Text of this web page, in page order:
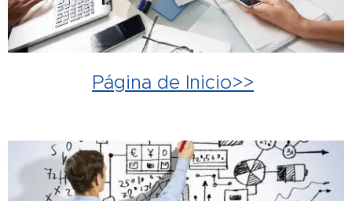
Página de Inicio>>